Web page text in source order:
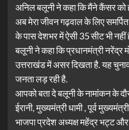
अनिल बलूनी ने कहा कि मैंने कैंसर को
अब मेरा जीवन गढ़वाल के लिए
के पास देशभर में ऐसी 35 सीट भी नहीं
बलूनी ने कहा कि प्रधानमंत्री नरेंद्र
उत्तराखंड में असर दिखता है. यह
जनता लड़ रही है.
आपको बता दे बलूनी के नामांकन के
ईरानी, मुख्यमंत्री धामी , पूर्व
भाजपा प्रदेश अध्यक्ष महेंद्र भट्ट और